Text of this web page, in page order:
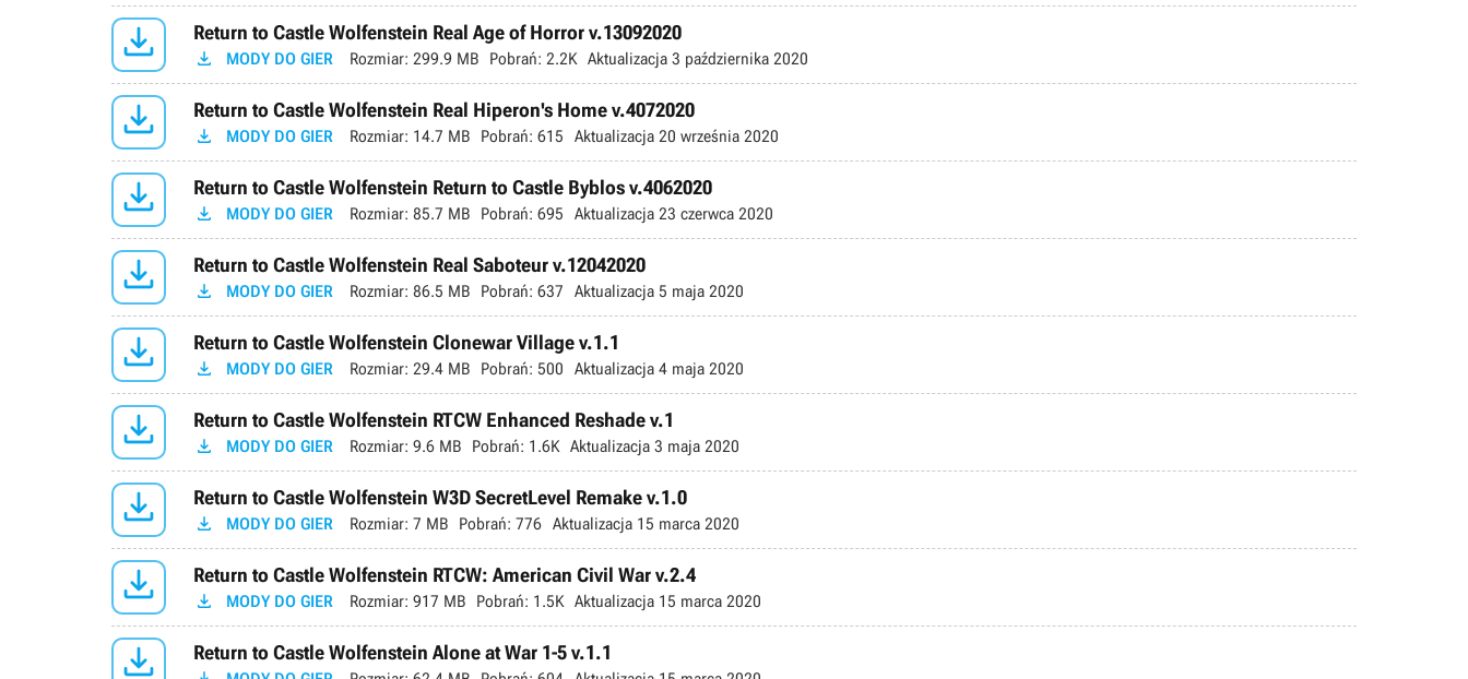
 Return to Castle Wolfenstein Real Age of Horror v.13092020
 MODY DO GIER Rozmiar: 299.9 MB Pobrań: 2.2K Aktualizacja 3 października 2020
 Return to Castle Wolfenstein Real Hiperon's Home v.4072020
 MODY DO GIER Rozmiar: 14.7 MB Pobrań: 615 Aktualizacja 20 września 2020
 Return to Castle Wolfenstein Return to Castle Byblos v.4062020
 MODY DO GIER Rozmiar: 85.7 MB Pobrań: 695 Aktualizacja 23 czerwca 2020
 Return to Castle Wolfenstein Real Saboteur v.12042020
 MODY DO GIER Rozmiar: 86.5 MB Pobrań: 637 Aktualizacja 5 maja 2020
 Return to Castle Wolfenstein Clonewar Village v.1.1
 MODY DO GIER Rozmiar: 29.4 MB Pobrań: 500 Aktualizacja 4 maja 2020
 Return to Castle Wolfenstein RTCW Enhanced Reshade v.1
 MODY DO GIER Rozmiar: 9.6 MB Pobrań: 1.6K Aktualizacja 3 maja 2020
 Return to Castle Wolfenstein W3D SecretLevel Remake v.1.0
 MODY DO GIER Rozmiar: 7 MB Pobrań: 776 Aktualizacja 15 marca 2020
 Return to Castle Wolfenstein RTCW: American Civil War v.2.4
 MODY DO GIER Rozmiar: 917 MB Pobrań: 1.5K Aktualizacja 15 marca 2020
 Return to Castle Wolfenstein Alone at War 1-5 v.1.1